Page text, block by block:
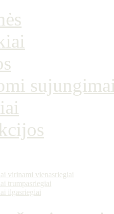
virinami vienasriegiai
trumpasriegiai
ilgasriegiai